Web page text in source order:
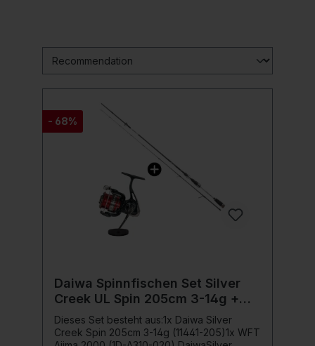
- 68%
Daiwa Spinnfischen Set Silver
Creek UL Spin 205cm 3-14g +
WFT Ajima 2000 Forelle Barsch
Dieses Set besteht aus:1x Daiwa Silver
Creek Spin 205cm 3-14g (11441-205)1x WFT